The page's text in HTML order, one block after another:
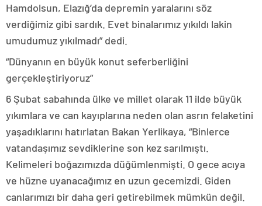
Hamdolsun, Elazığ’da depremin yaralarını söz
verdiğimiz gibi sardık. Evet binalarımız yıkıldı lakin
umudumuz yıkılmadı” dedi.
“Dünyanın en büyük konut seferberliğini
gerçekleştiriyoruz”
6 Şubat sabahında ülke ve millet olarak 11 ilde büyük
yıkımlara ve can kayıplarına neden olan asrın felaketini
yaşadıklarını hatırlatan Bakan Yerlikaya, “Binlerce
vatandaşımız sevdiklerine son kez sarılmıştı.
Kelimeleri boğazımızda düğümlenmişti. O gece acıya
ve hüzne uyanacağımız en uzun gecemizdi. Giden
canlarımızı bir daha geri getirebilmek mümkün değil.